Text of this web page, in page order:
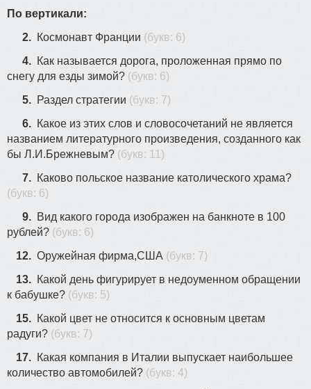
По вертикали:
2. Космонавт Франции (букв: 6)
4. Как называется дорога, проложенная прямо по
снегу для езды зимой? (букв: 6)
5. Раздел стратегии (букв: 7)
6. Какое из этих слов и словосочетаний не является
названием литературного произведения, созданного как
бы Л.И.Брежневым? (букв: 11)
7. Каково польское название католического храма?
(букв: 6)
9. Вид какого города изображен на банкноте в 100
рублей? (букв: 6)
12. Оружейная фирма,США (букв: 7)
13. Какой день фигурирует в недоуменном обращении
к бабушке? (букв: 5)
15. Какой цвет не относится к основным цветам
радуги? (букв: 7)
17. Какая компания в Италии выпускает наибольшее
количество автомобилей? (букв: 4)